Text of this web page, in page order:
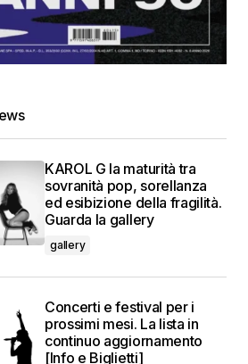
KAROL G la maturità tra
sovranità pop, sorellanza
ed esibizione della fragilità.
Guarda la gallery
gallery
Concerti e festival per i
prossimi mesi. La lista in
continuo aggiornamento
[Info e Biglietti]